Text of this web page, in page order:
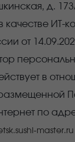
д.
качестве ИТ-
от
в
по
master.ru